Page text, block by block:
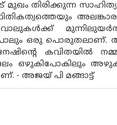
മുഖം തിരിക്കുന്ന
മുന്നിലുയർന്ന
ഒരു പൊരുതലാണ്.
കവിതയിൽ
ഒഴുകിപോകിലും
- അജയ് പി മങ്ങാട്ട്